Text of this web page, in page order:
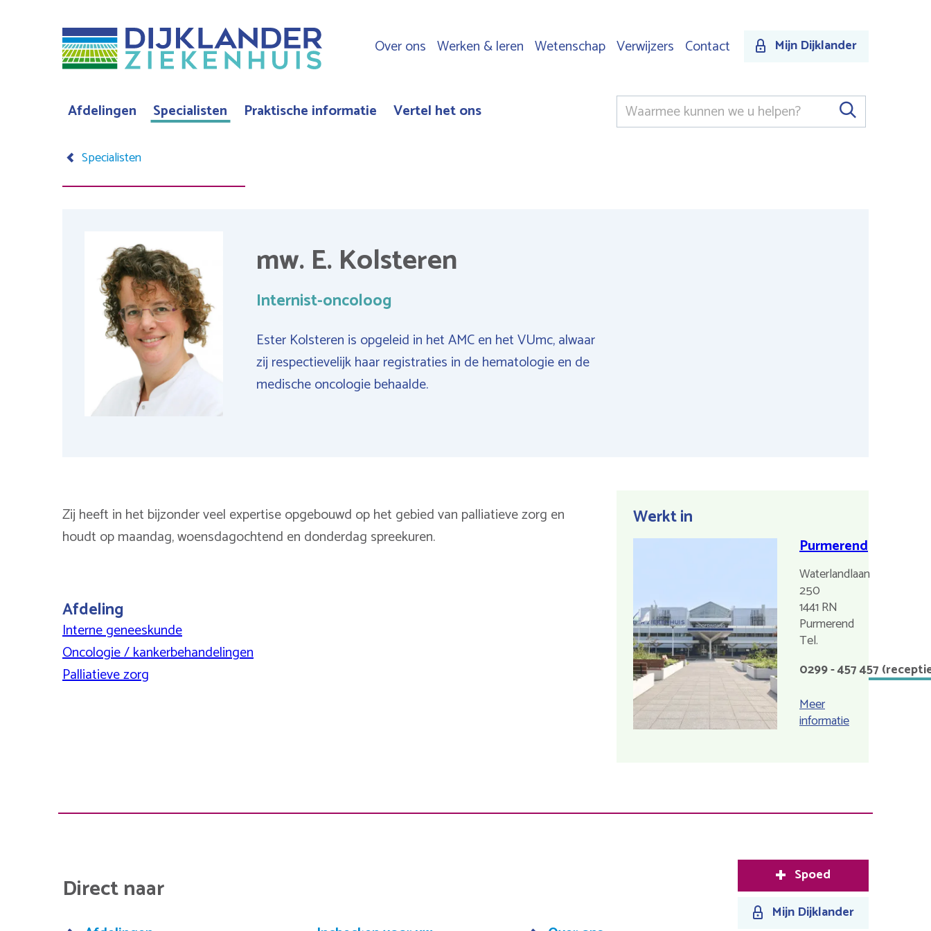
Hoofdnavigatie
Afdelingen Specialisten Praktische informatie Vertel het ons
Over ons Werken & leren Wetenschap Verwijzers Contact
Keywords
Mijn Dijklander
Kruimelpad
Specialisten
mw. E. Kolsteren
Internist-oncoloog
Ester Kolsteren is opgeleid in het AMC en het VUmc, alwaar
zij respectievelijk haar registraties in de hematologie en de
medische oncologie behaalde.
Zij heeft in het bijzonder veel expertise opgebouwd op het gebied van palliatieve zorg en
houdt op maandag, woensdagochtend en donderdag spreekuren.
Afdeling
Interne geneeskunde
Oncologie / kankerbehandelingen
Palliatieve zorg
Werkt in
Purmerend
Waterlandlaan
250
1441 RN
Purmerend
Nederland
0299 - 457 457
Meer
informatie
Direct naar
Spoed
Mijn Dijklander